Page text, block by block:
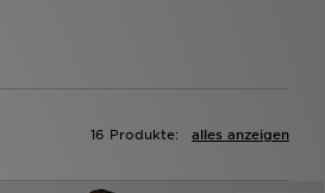
alles anzeigen
16 Produkte: